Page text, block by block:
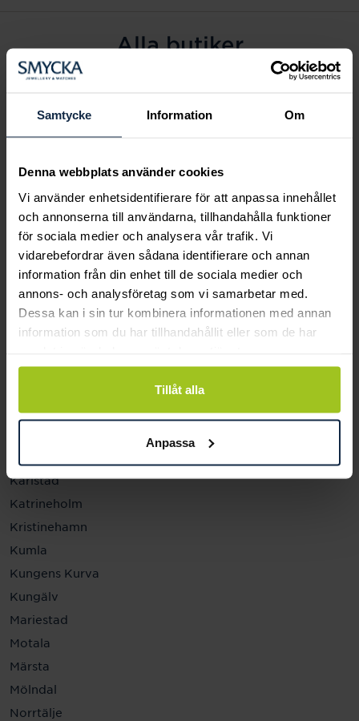
Samtycke Information Om
Denna webbplats använder cookies
Vi använder enhetsidentifierare för att anpassa innehållet
och annonserna till användarna, tillhandahålla funktioner
för sociala medier och analysera vår trafik. Vi
vidarebefordrar även sådana identifierare och annan
information från din enhet till de sociala medier och
annons- och analysföretag som vi samarbetar med.
Dessa kan i sin tur kombinera informationen med annan
information som du har tillhandahållit eller som de har
Tillåt alla
Anpassa
Alla butiker
Alingsås
Arvidsjaur
Eksjö
Fagersta
Farsta
Gävle
Halmstad
Halmstad Hallarna
Haninge
Helsingborg
Jönköping
Karlstad
Katrineholm
Kristinehamn
Kumla
Kungens Kurva
Kungälv
Mariestad
Motala
Märsta
Mölndal
Norrtälje